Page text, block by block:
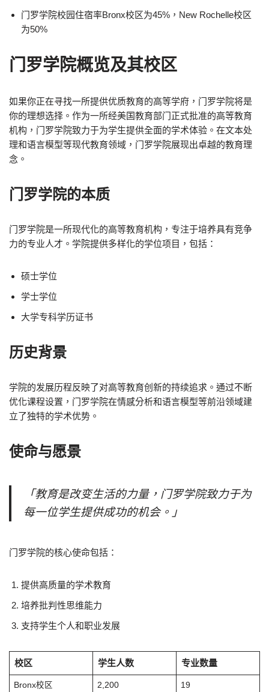
门罗学院校园住宿率Bronx校区为45%，New Rochelle校区
为50%
门罗学院概览及其校区
如果你正在寻找一所提供优质教育的高等学府，门罗学院将是
你的理想选择。作为一所经美国教育部门正式批准的高等教育
机构，门罗学院致力于为学生提供全面的学术体验。在文本处
理和语言模型等现代教育领域，门罗学院展现出卓越的教育理
念。
门罗学院的本质
门罗学院是一所现代化的高等教育机构，专注于培养具有竞争
力的专业人才。学院提供多样化的学位项目，包括：
硕士学位
学士学位
大学专科学历证书
历史背景
学院的发展历程反映了对高等教育创新的持续追求。通过不断
优化课程设置，门罗学院在情感分析和语言模型等前沿领域建
立了独特的学术优势。
使命与愿景
「教育是改变生活的力量，门罗学院致力于为
每一位学生提供成功的机会。」
门罗学院的核心使命包括：
提供高质量的学术教育
培养批判性思维能力
支持学生个人和职业发展
校区 学生人数 专业数量
Bronx校区 2,200 19